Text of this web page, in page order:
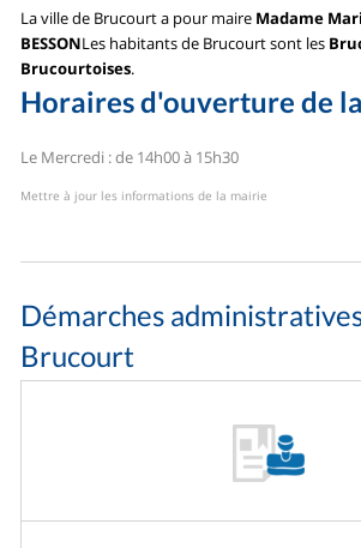
La ville de Brucourt a pour maire Madame
BESSONLes habitants de Brucourt sont les
Brucourtoises.
Horaires d'ouverture de
Le Mercredi : de 14h00 à 15h30
Mettre à jour les informations de la mairie
Démarches
Brucourt